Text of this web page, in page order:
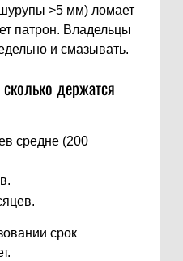
>5 мм) ломает
патрон. Владельцы
и смазывать.
держатся
средне (200
срок